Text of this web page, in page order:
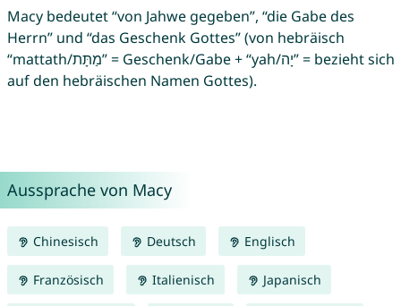
Macy bedeutet “von Jahwe gegeben”, “die Gabe des
Herrn” und “das Geschenk Gottes” (von hebräisch
“mattath/מַתָּת” = Geschenk/Gabe + “yah/יָה” = bezieht sich
auf den hebräischen Namen Gottes).
Aussprache von Macy
Chinesisch Deutsch Englisch
Französisch Italienisch Japanisch